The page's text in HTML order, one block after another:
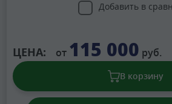
Добавить в
ЦЕНА: от 115 000 руб.
В корзину